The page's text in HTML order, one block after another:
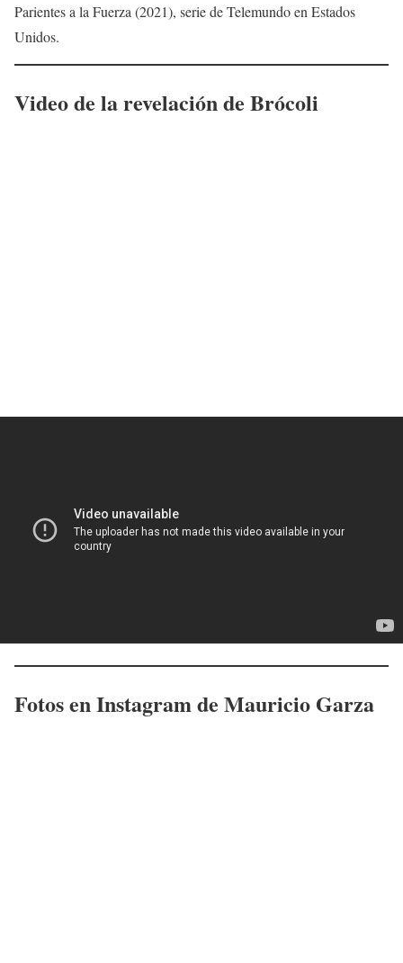
Parientes a la Fuerza (2021), serie de Telemundo en Estados
Unidos.
Video de la revelación de Brócoli
Fotos en Instagram de Mauricio Garza